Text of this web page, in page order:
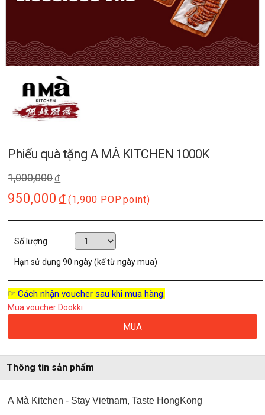
Phiếu quà tặng A MÀ KITCHEN 1000K
1,000,000đ
950,000 đ (1,900 POP point)
Số lượng
Hạn sử dụng90 ngày (kể từ ngày mua)
☞ Cách nhận voucher sau khi mua hàng.
Mua voucher Dookki
MUA
Thông tin sản phẩm
A Mà Kitchen - Stay Vietnam, Taste HongKong